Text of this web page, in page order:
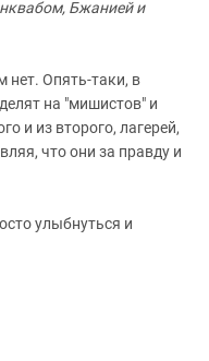
Бжанией и
нет. Опять-таки, в
на "мишистов" и
и из второго, лагерей,
что они за правду и
улыбнуться и